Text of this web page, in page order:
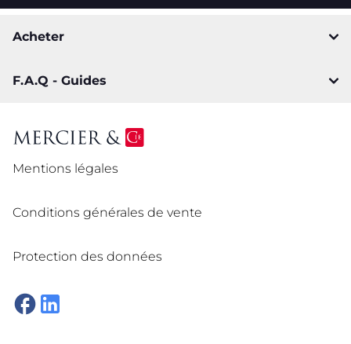
Acheter
F.A.Q - Guides
Mentions légales
Conditions générales de vente
Protection des données